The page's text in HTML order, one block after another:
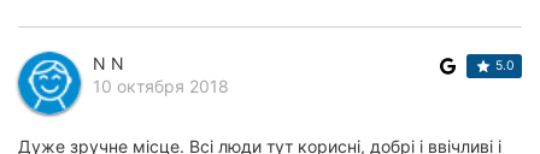
N N
10 октября 2018
5.0
Дуже зручне місце. Всі люди тут корисні, добрі і ввічливі і